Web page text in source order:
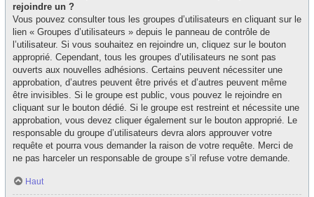
rejoindre un ?
Vous pouvez consulter tous les groupes d’utilisateurs en cliquant sur le
lien « Groupes d’utilisateurs » depuis le panneau de contrôle de
l’utilisateur. Si vous souhaitez en rejoindre un, cliquez sur le bouton
approprié. Cependant, tous les groupes d’utilisateurs ne sont pas
ouverts aux nouvelles adhésions. Certains peuvent nécessiter une
approbation, d’autres peuvent être privés et d’autres peuvent même
être invisibles. Si le groupe est public, vous pouvez le rejoindre en
cliquant sur le bouton dédié. Si le groupe est restreint et nécessite une
approbation, vous devez cliquer également sur le bouton approprié. Le
responsable du groupe d’utilisateurs devra alors approuver votre
requête et pourra vous demander la raison de votre requête. Merci de
ne pas harceler un responsable de groupe s’il refuse votre demande.
Haut